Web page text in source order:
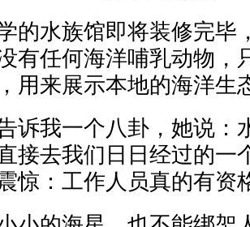
的水族馆即将装修完毕
有任何海洋哺乳动物，
用来展示本地的海洋生
诉我一个八卦，她说：
接去我们日日经过的一
惊：工作人员真的有资